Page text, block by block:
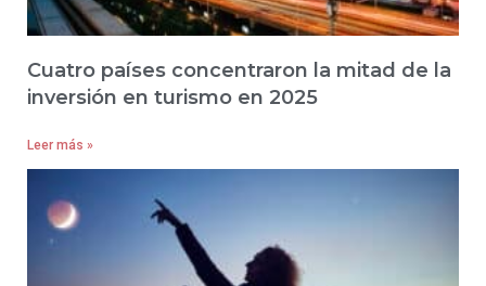
Cuatro países concentraron la mitad de la
inversión en turismo en 2025
Leer más »